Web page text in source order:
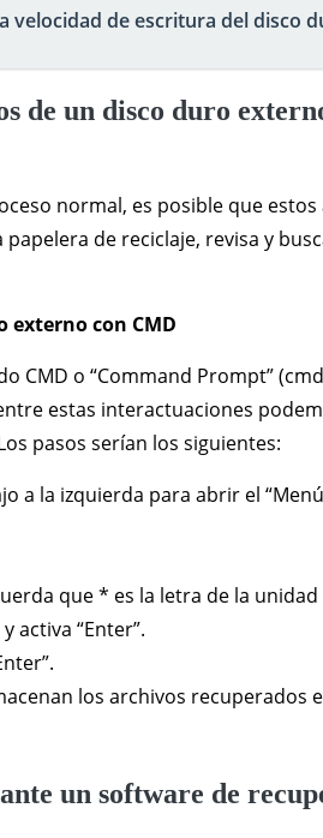
velocidad de escritura del disco
de un disco duro
normal, es posible que
de reciclaje, revisa y
externo con CMD
CMD o “Command Prompt”
estas interactuaciones
pasos serían los siguientes:
a la izquierda para abrir el
que * es la letra de la
activa “Enter”.
los archivos recuperados
un software de